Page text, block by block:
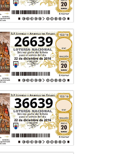
26639
36639